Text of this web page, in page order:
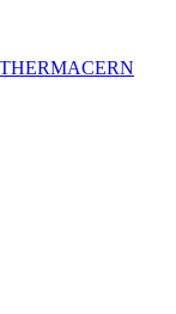
THERMACERN